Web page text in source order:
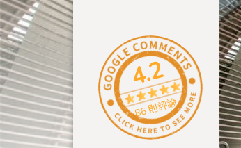
4.2
86 則評論